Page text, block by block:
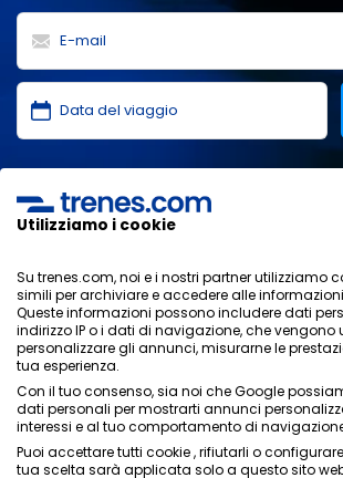
dei dati ,condizioni generali
Utilizziamo i cookie
Su trenes.com, noi e i nostri partner utilizziamo
simili per archiviare e accedere alle
Queste informazioni possono includere dati
indirizzo IP o i dati di navigazione, che vengono
personalizzare gli annunci, misurarne le
tua esperienza.
Con il tuo consenso, sia noi che Google
dati personali per mostrarti annunci
interessi e al tuo comportamento di
Puoi accettare tutti cookie , rifiutarli o configurare
tua scelta sarà applicata solo a questo sito